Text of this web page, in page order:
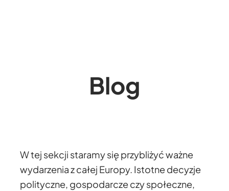
Blog
W tej sekcji staramy się przybliżyć ważne
wydarzenia z całej Europy. Istotne decyzje
polityczne, gospodarcze czy społeczne,